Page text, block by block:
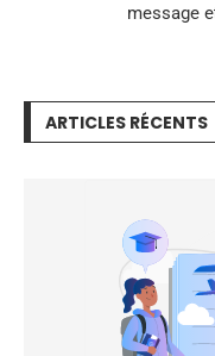
message
ARTICLES RÉCENTS